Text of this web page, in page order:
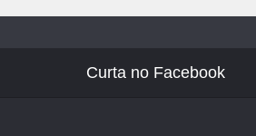
Curta no Facebook